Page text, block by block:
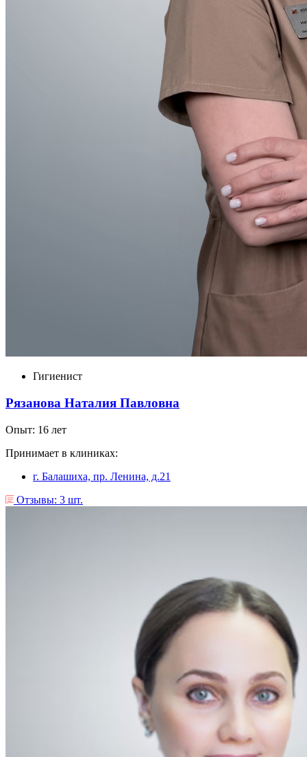
Гигиенист
Рязанова Наталия Павловна
Опыт: 16 лет
Принимает в клиниках:
г. Балашиха, пр. Ленина, д.21
Отзывы: 3 шт.